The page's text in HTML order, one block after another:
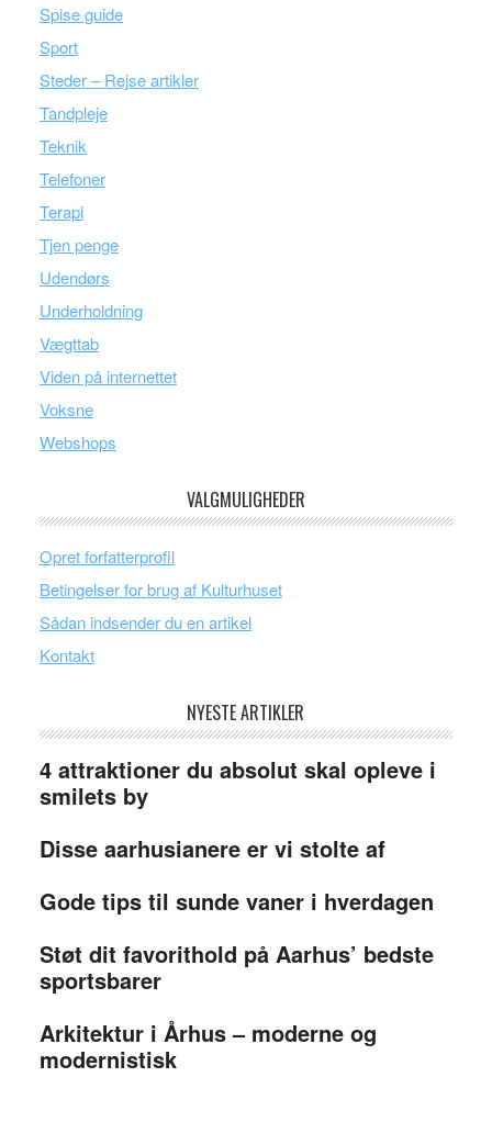
Spise guide
Sport
Steder – Rejse artikler
Tandpleje
Teknik
Telefoner
Terapi
Tjen penge
Udendørs
Underholdning
Vægttab
Viden på internettet
Voksne
Webshops
VALGMULIGHEDER
Opret forfatterprofil
Betingelser for brug af Kulturhuset
Sådan indsender du en artikel
Kontakt
NYESTE ARTIKLER
4 attraktioner du absolut skal opleve i
smilets by
Disse aarhusianere er vi stolte af
Gode tips til sunde vaner i hverdagen
Støt dit favorithold på Aarhus’ bedste
sportsbarer
Arkitektur i Århus – moderne og
modernistisk